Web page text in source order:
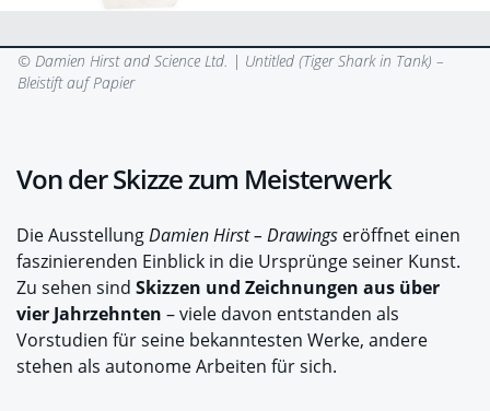
© Damien Hirst and Science Ltd. | Untitled (Tiger Shark in Tank) –
Bleistift auf Papier
Von der Skizze zum Meisterwerk
Die AusstellungDamien Hirst – Drawings eröffnet einen
faszinierenden Einblick in die Ursprünge seiner Kunst.
Zu sehen sind Skizzen und Zeichnungen aus über
vier Jahrzehnten – viele davon entstanden als
Vorstudien für seine bekanntesten Werke, andere
stehen als autonome Arbeiten für sich.